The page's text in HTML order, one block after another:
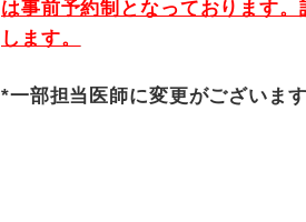
は事前予約制となっております
します。
*一部担当医師に変更がございます